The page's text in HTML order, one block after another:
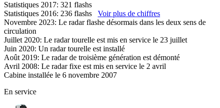
Statistiques 2017: 321 flashs
Statistiques 2016: 236 flashs Voir plus de chiffres
Novembre 2023: Le radar flashe désormais dans les deux sens de
circulation
Juillet 2020: Le radar tourelle est mis en service le 23 juillet
Juin 2020: Un radar tourelle est installé
Août 2019: Le radar de troisième génération est démonté
Avril 2008: Le radar fixe est mis en service le 2 avril
Cabine installée le 6 novembre 2007
En service